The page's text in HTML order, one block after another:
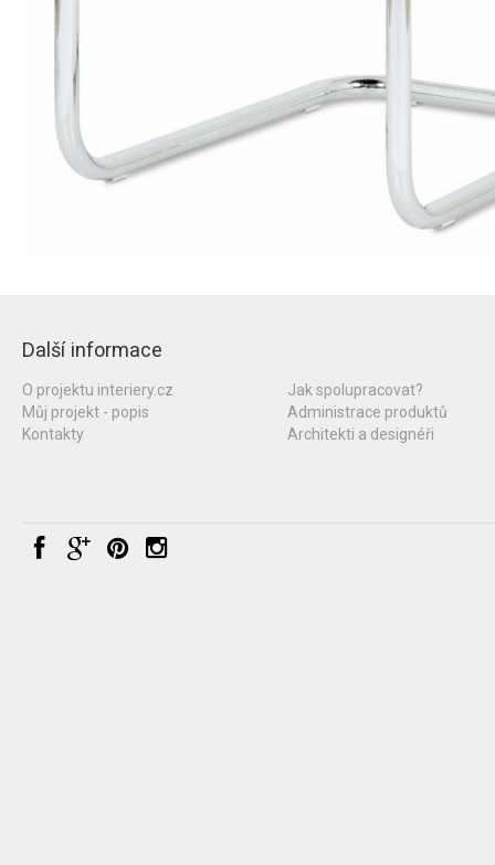
Další informace
O projektu interiery.cz
Můj projekt - popis
Kontakty
Jak spolupracovat?
Administrace produktů
Architekti a designéři